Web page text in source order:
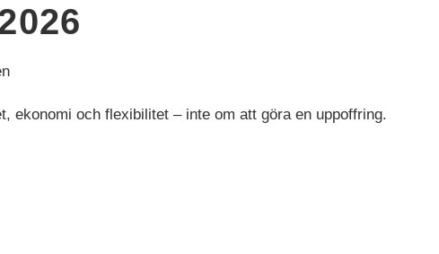
ekonomi och flexibilitet – inte om att göra en uppoffring.